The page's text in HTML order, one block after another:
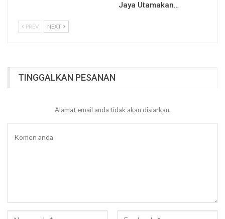
Jaya Utamakan…
PREV NEXT
TINGGALKAN PESANAN
Alamat email anda tidak akan disiarkan.